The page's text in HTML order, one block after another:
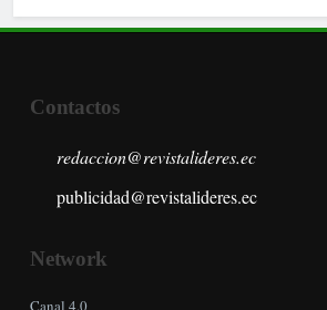
Contactos
redaccion@revistalideres.ec
publicidad@revistalideres.ec
Network
Canal 4.0